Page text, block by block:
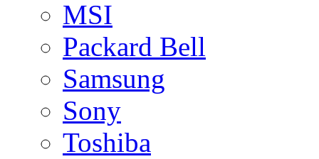
MSI
Packard Bell
Samsung
Sony
Toshiba